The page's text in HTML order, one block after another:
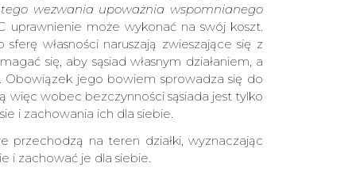
wezwania upoważnia wspomnianego
uprawnienie może wykonać na swój koszt.
własności naruszają zwieszające się z
się, aby sąsiad własnym działaniem, a
Obowiązek jego bowiem sprowadza się do
więc wobec bezczynności sąsiada jest tylko
i zachowania ich dla siebie.
przechodzą na teren działki, wyznaczając
i zachować je dla siebie.